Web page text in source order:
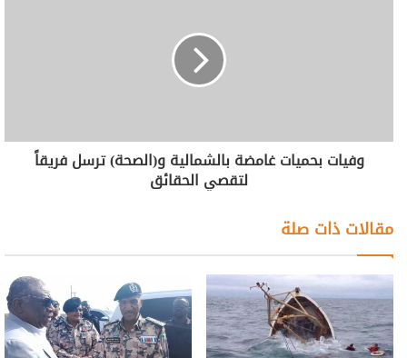
وفيات بحميات غامضة بالشمالية و(الصحة) ترسل فريقاً
لتقصي الحقائق
مقالات ذات صلة